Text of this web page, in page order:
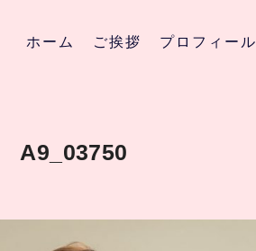
ホーム ご挨拶 プロフィール
A9_03750